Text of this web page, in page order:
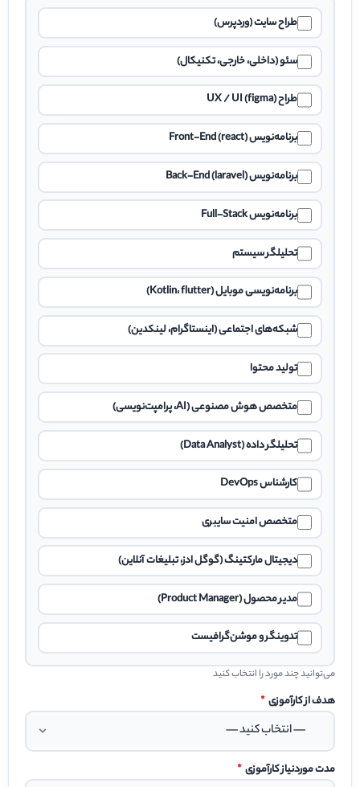
طراح سایت (وردپرس)
سئو (داخلی، خارجی، تکنیکال)
طراح UX / UI (figma)
برنامه‌نویس Front-End (react)
برنامه‌نویس Back-End (laravel)
برنامه‌نویس Full-Stack
تحلیلگر سیستم
برنامه‌نویسی موبایل (Kotlin، flutter)
شبکه‌های اجتماعی (اینستاگرام، لینکدین)
تولید محتوا
متخصص هوش مصنوعی (AI، پرامپت‌نویسی)
تحلیلگر داده (Data Analyst)
کارشناس DevOps
متخصص امنیت سایبری
دیجیتال مارکتینگ (گوگل ادز، تبلیغات آنلاین)
مدیر محصول (Product Manager)
تدوینگر و موشن‌گرافیست
می‌توانید چند مورد را انتخاب کنید
هدف از کارآموزی *
مدت موردنیاز کارآموزی *